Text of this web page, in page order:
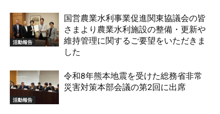
活動報告
国営農業水利事業促進関東協議会の皆
さまより農業水利施設の整備・更新や
維持管理に関するご要望をいただきま
した
活動報告
令和8年熊本地震を受けた総務省非常
災害対策本部会議の第2回に出席